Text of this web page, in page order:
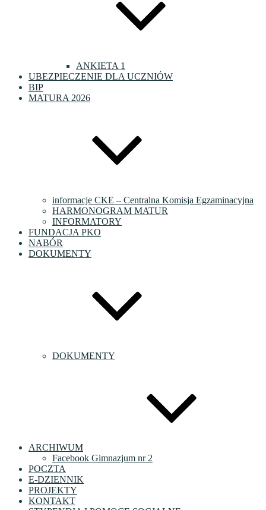
ANKIETA 1
UBEZPIECZENIE DLA UCZNIÓW
BIP
MATURA 2026
informacje CKE – Centralna Komisja Egzaminacyjna
HARMONOGRAM MATUR
INFORMATORY
FUNDACJA PKO
NABÓR
DOKUMENTY
DOKUMENTY
ARCHIWUM
Facebook Gimnazjum nr 2
POCZTA
E-DZIENNIK
PROJEKTY
KONTAKT